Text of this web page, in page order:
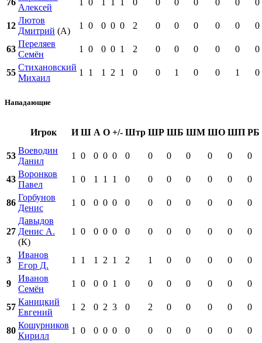
76
Алексей
1 0 1 1 1 0 0 0 0 0 0 0
12
Лютов
Дмитрий (А)
1 0 0 0 0 2 0 0 0 0 0 0
63
Переляев
Семён
1 0 0 0 1 2 0 0 0 0 0 0
55
Стихановский
Михаил
1 1 1 2 1 0 0 1 0 0 1 0
Нападающие
Игрок И Ш А О +/- Штр ШР ШБ ШМ ШО ШП РБ
53
Воеводин
Данил
1 0 0 0 0 0 0 0 0 0 0 0
43
Воронков
Павел
1 0 1 1 1 0 0 0 0 0 0 0
86
Горбунов
Денис
1 0 0 0 0 0 0 0 0 0 0 0
27
Давыдов
Денис А.
(К)
1 0 0 0 0 0 0 0 0 0 0 0
3
Иванов
Егор Д.
1 1 1 2 1 2 1 0 0 0 0 0
9
Иванов
Семён
1 0 0 0 1 0 0 0 0 0 0 0
57
Каницкий
Евгений
1 2 0 2 3 0 2 0 0 0 0 0
80
Кошурников
Кирилл
1 0 0 0 0 0 0 0 0 0 0 0